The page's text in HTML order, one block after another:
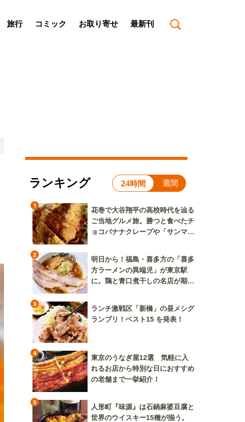
旅行 コミック お取り寄せ 最新刊
ランキング 24時間 週間
1
花巻で大谷翔平の高校時代を辿る
ご当地グルメ旅。勝つと食べたチ
ョコバナナクレープや「サンマー
2
明日から！福島・喜多方の「喜多
方ラーメンの異端児」が東京駅
に。鶏と青口煮干しの名店が期間
3
ランチ激戦区「新橋」の昼メシグ
ランプリ！ベスト15 を発表！
4
東京のうなぎ屋12選 気軽に入
れるお店から特別な日におすすめ
の老舗まで一挙紹介！
5
人形町『味源』は石鍋麻婆豆腐と
世界のウイスキー15種が揃う。